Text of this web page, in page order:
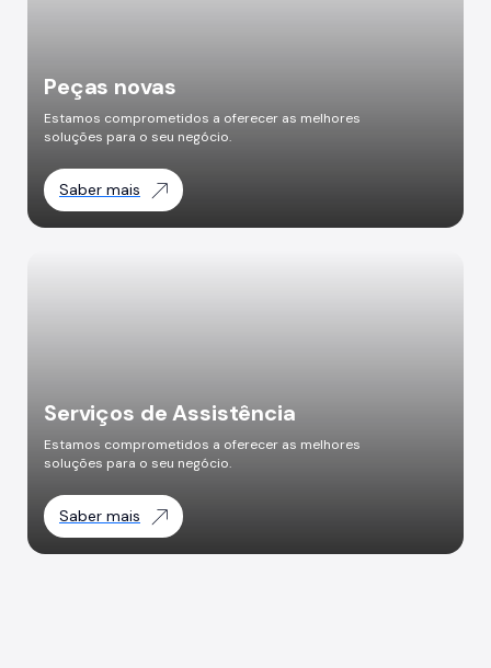
Peças novas
Estamos comprometidos a oferecer as melhores
soluções para o seu negócio.
Saber mais
Serviços de Assistência
Estamos comprometidos a oferecer as melhores
soluções para o seu negócio.
Saber mais